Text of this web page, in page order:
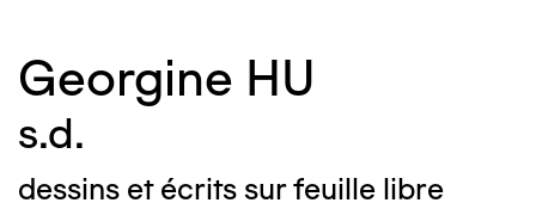
Georgine HU
s.d.
dessins et écrits sur feuille libre